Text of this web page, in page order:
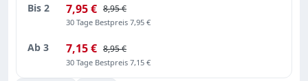
Bis 2 7,95 € 8,95 €
30 Tage Bestpreis 7,95 €
Ab 3 7,15 € 8,95 €
30 Tage Bestpreis 7,15 €